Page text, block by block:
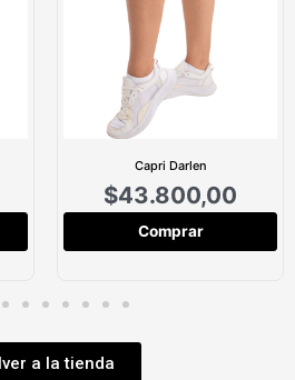
Capri Darlen
$43.800,00
Comprar
a la tienda